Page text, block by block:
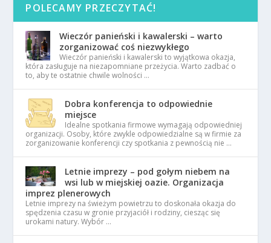
POLECAMY PRZECZYTAĆ!
Wieczór panieński i kawalerski – warto
zorganizować coś niezwykłego
Wieczór panieński i kawalerski to wyjątkowa okazja,
która zasługuje na niezapomniane przeżycia. Warto zadbać o
to, aby te ostatnie chwile wolności …
Dobra konferencja to odpowiednie
miejsce
Idealne spotkania firmowe wymagają odpowiedniej
organizacji. Osoby, które zwykle odpowiedzialne są w firmie za
zorganizowanie konferencji czy spotkania z pewnością nie …
Letnie imprezy – pod gołym niebem na
wsi lub w miejskiej oazie. Organizacja
imprez plenerowych
Letnie imprezy na świeżym powietrzu to doskonała okazja do
spędzenia czasu w gronie przyjaciół i rodziny, ciesząc się
urokami natury. Wybór …